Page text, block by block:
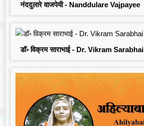
नंददुलारे वाजपेयी - Nanddulare Vajpayee
डॉ॰ विक्रम साराभाई - Dr. Vikram Sarabhai